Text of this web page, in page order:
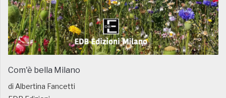
Com'è bella Milano
di Albertina Fancetti